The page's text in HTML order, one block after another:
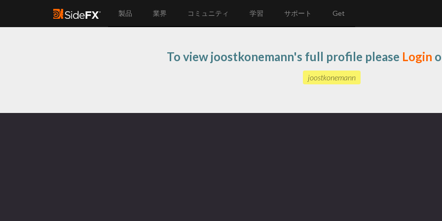
製品 業界 コミュニティ 学習 サポート Get
To view joostkonemann's full profile please Login
joostkonemann